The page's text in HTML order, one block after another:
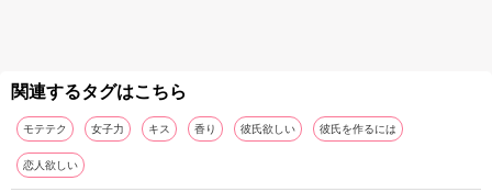
関連するタグはこちら
モテテク 女子力 キス 香り 彼氏欲しい 彼氏を作るには
恋人欲しい